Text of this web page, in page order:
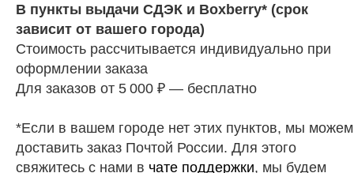
В пункты выдачи СДЭК и Boxberry* (срок
зависит от вашего города)
Стоимость рассчитывается индивидуально при
оформлении заказа
Для заказов от 5 000 ₽ — бесплатно
*Если в вашем городе нет этих пунктов, мы можем
доставить заказ Почтой России. Для этого
свяжитесь с нами в чате поддержки, мы будем